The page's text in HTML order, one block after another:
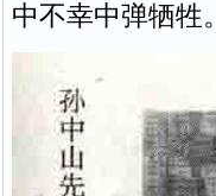
中不幸中弹牺牲。